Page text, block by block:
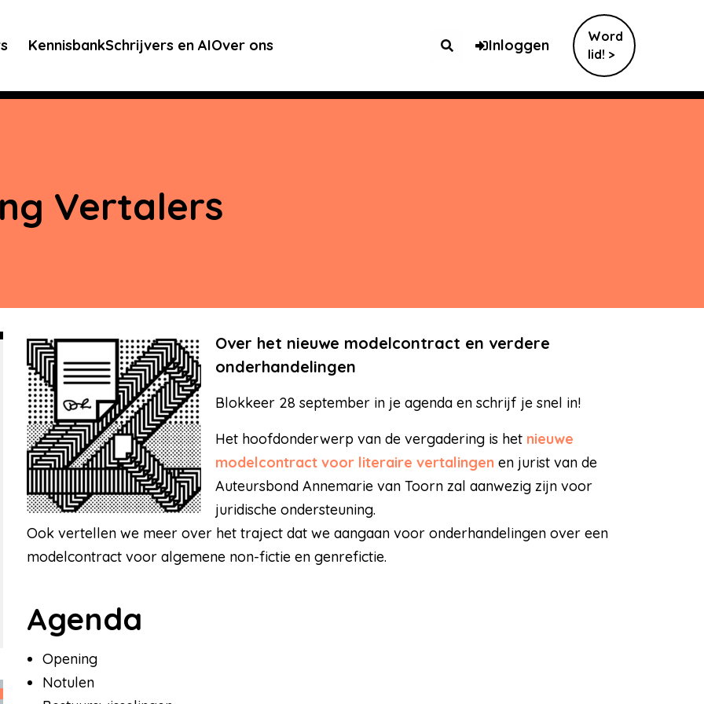
KennisbankSchrijvers en AIOver ons Inloggen
Word
lid! >
Vertalers
Over het nieuwe modelcontract en verdere
onderhandelingen
Blokkeer 28 september in je agenda en schrijf je snel in!
Het hoofdonderwerp van de vergadering is het nieuwe
modelcontract voor literaire vertalingenen jurist van de
Auteursbond Annemarie van Toorn zal aanwezig zijn voor
juridische ondersteuning.
Ook vertellen we meer over het traject dat we aangaan voor onderhandelingen over een
modelcontract voor algemene non-fictie en genrefictie.
Agenda
Opening
Notulen